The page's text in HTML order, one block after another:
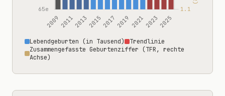
Lebendgeburten (in Tausend)
Trendlinie
Zusammengefasste Geburtenziffer (TFR, rechte
Achse)